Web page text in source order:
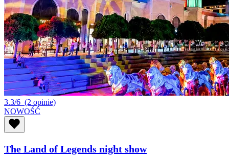
3.3/6 (2 opinie)
NOWOŚĆ
The Land of Legends night show